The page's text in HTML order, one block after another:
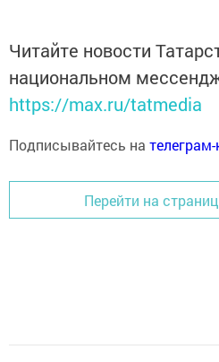
Читайте новости
национальном
https://max.ru/tatmedia
Подписывайтесь на
Перейти на